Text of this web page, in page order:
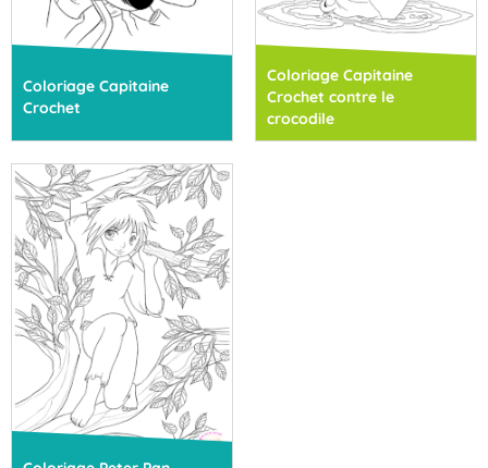
Coloriage Capitaine
Crochet
Coloriage Capitaine
Crochet contre le
crocodile